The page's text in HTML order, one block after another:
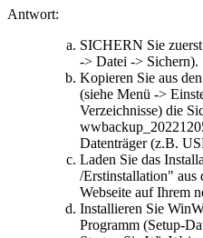
Antwort:
SICHERN Sie
-> Datei -> Sichern).
Kopieren Sie aus
(siehe Menü ->
Verzeichnisse) die
Datenträger (z.B.
Laden Sie das
/Erstinstallation" aus
Webseite auf Ihrem
Installieren Sie
Programm (Setup-